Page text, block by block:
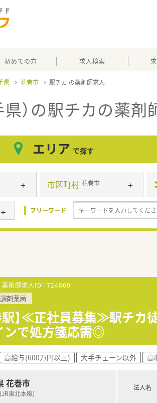
初めての方 求人検索
県 花巻市 駅チカ
）の駅チカの薬剤
エリア で探す
市区町村 花巻市
フリーワード
薬剤師求人ID： 724869
調剤薬局
駅】≪正社員募集≫駅チカ
ンで処方箋応需◎
高給与(600万円以上) 大手チェーン以外 高
花巻市
東北本線)
法人名